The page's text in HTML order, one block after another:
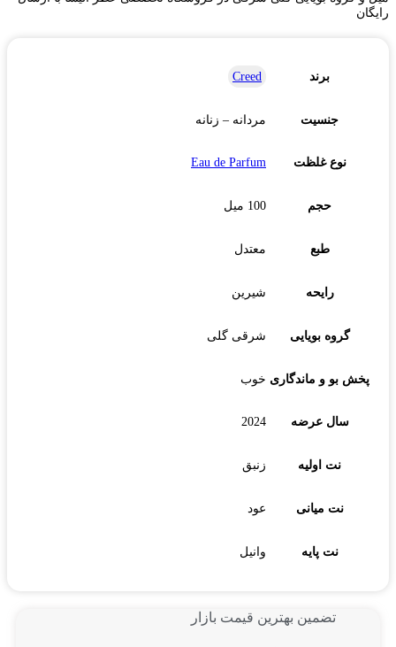
رایگان
برند Creed
جنسیت مردانه – زنانه
نوع غلظت Eau de Parfum
حجم 100 میل
طبع معتدل
رایحه شیرین
گروه بویایی شرقی گلی
پخش بو و ماندگاری خوب
سال عرضه 2024
نت اولیه زنبق
نت میانی عود
نت پایه وانیل
تضمین بهترین قیمت بازار